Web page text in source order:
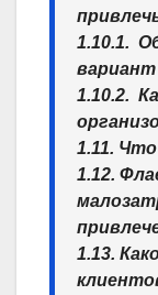
1.10.1.
вариант
1.10.2.
1.11.
1.12.
1.13.